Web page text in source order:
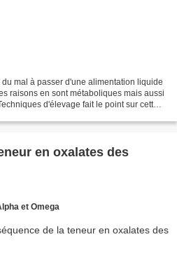
mal à passer d'une alimentation liquide
raisons en sont métaboliques mais aussi
d'élevage fait le point sur cette
en oxalates des
et Omega